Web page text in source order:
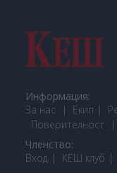
Информация:
За нас
Екип
Поверителност
Членство:
Вход
КЕШ клуб